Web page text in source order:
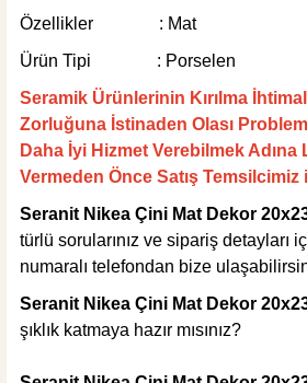
495,00 TL
Sepete Ekle
KARGO BEDAVA
Tesay Profil
Tesay Profil Fayans Tesviye Klipsi 2 mm
Özellikler : Mat
Ürün Tipi : Porselen
Seramik Ürünlerinin Kırılma
Zorluğuna İstinaden Olası
Daha İyi Hizmet Verebilmek
Vermeden Önce Satış
Seranit Nikea Çini Mat Dekor
türlü sorularınız ve sipariş detayları
numaralı telefondan bize
Seranit Nikea Çini Mat Dekor
şıklık katmaya hazır mısınız?